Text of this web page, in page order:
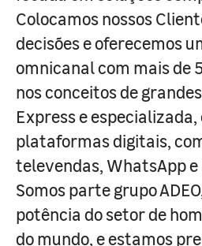
Colocamos nossos
decisões e oferecemos
omnicanal com mais de
nos conceitos de
Express e
plataformas digitais,
televendas, WhatsApp
Somos parte grupo
potência do setor de
do mundo, e estamos